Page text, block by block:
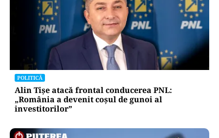
POLITICĂ
Alin Tișe atacă frontal conducerea PNL:
„România a devenit coșul de gunoi al
investitorilor”